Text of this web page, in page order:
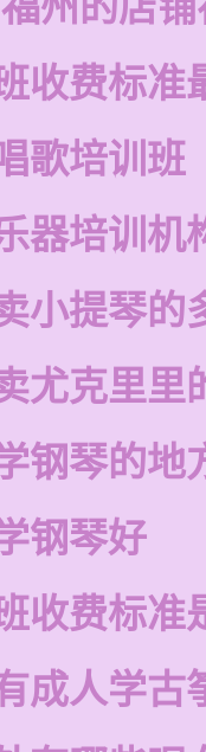
收费标准
歌培训班
器培训机
小提琴的
尤克里里
钢琴的地
钢琴好
收费标准
成人学古